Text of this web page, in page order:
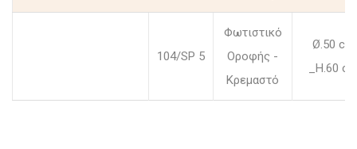
104/SP 5
Φωτιστικό
Οροφής -
Κρεμαστό
Ø.50 cm
_H.60